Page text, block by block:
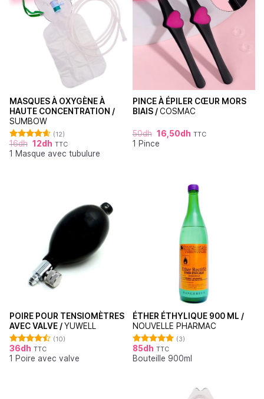
MASQUES À OXYGÈNE À
HAUTE CONCENTRATION /
SUMBOW
Note 4.64
sur 5
(12)
16dh 12dh TTC
1 Masque avec tubulure
PINCE À ÉPILER CŒUR MORS
BIAIS /COSMAC
50dh 16,50dh TTC
1 Pince
POIRE POUR TENSIOMÈTRES
AVEC VALVE /YUWELL
Note4.50
sur 5
(10)
36dh TTC
1 Poire avec valve
ÉTHER ÉTHYLIQUE 900 ML /
NOUVELLE PHARMAC
Note5.00
sur 5
(3)
85dh TTC
Bouteille 900ml